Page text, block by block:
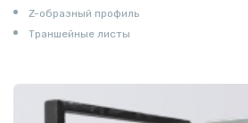
Z-образный профиль
Траншейные листы